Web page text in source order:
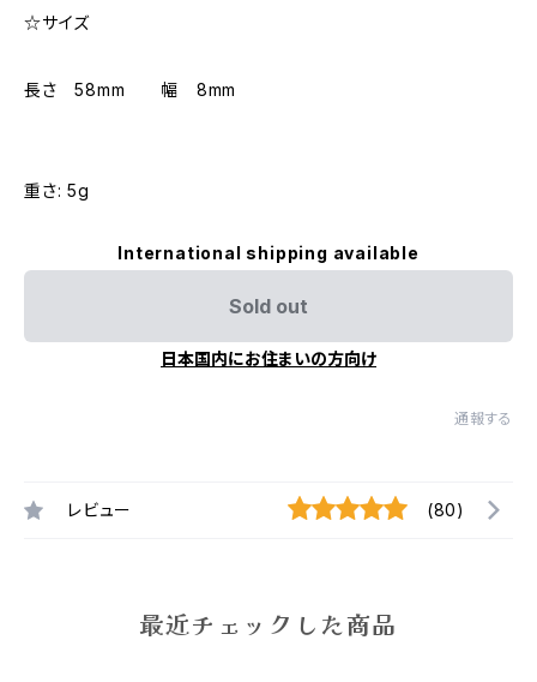
☆サイズ
長さ 58mm 幅 8mm
重さ: 5g
International shipping available
Sold out
日本国内にお住まいの方向け
通報する
レビュー (80)
最近チェックした商品